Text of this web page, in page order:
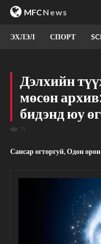
MFCNews
ЭХЛЭЛ СПОРТ
Дэлхийн
мөсөн
бидэнд юу
71
Сансар огторгуй, Одон орон